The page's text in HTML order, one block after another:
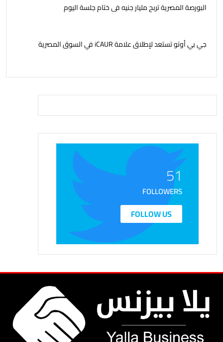
البورصة المصرية تربح مليار جنيه فى ختام جلسة اليوم
جي بي أوتو تستعد لإطلاق علامة iCAUR في السوق المصرية
51
FOLLOWERS
FOLLOW US